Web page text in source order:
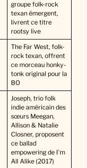
groupe folk-rock
texan émergent,
livrent ce titre
rootsy live
The Far West, folk-
rock texan, offrent
ce morceau honky-
tonk original pour la
BO
Joseph, trio folk
indie américain des
sœurs Meegan,
Allison & Natalie
Closner, proposent
ce ballad
empowering de I’m
All Alike (2017)